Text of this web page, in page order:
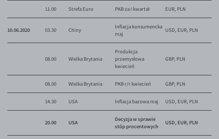
GBP/USD
GBP/CHF
11.00 Strefa Euro PKB za I kwartał EUR, PLN
10.06.2020 03.30 Chiny
Inflacja konsumencka
maj
USD, EUR, PLN
08.00 Wielka Brytania
Produkcja
przemysłowa
kwiecień
GBP, PLN
08.00 Wielka Brytania PKB r/r kwiecień GBP, PLN
14.30 USA Inflacja bazowa maj USD, EUR, PLN
20.00 USA
Decyzja w sprawie
stóp procentowych
USD, EUR, PLN